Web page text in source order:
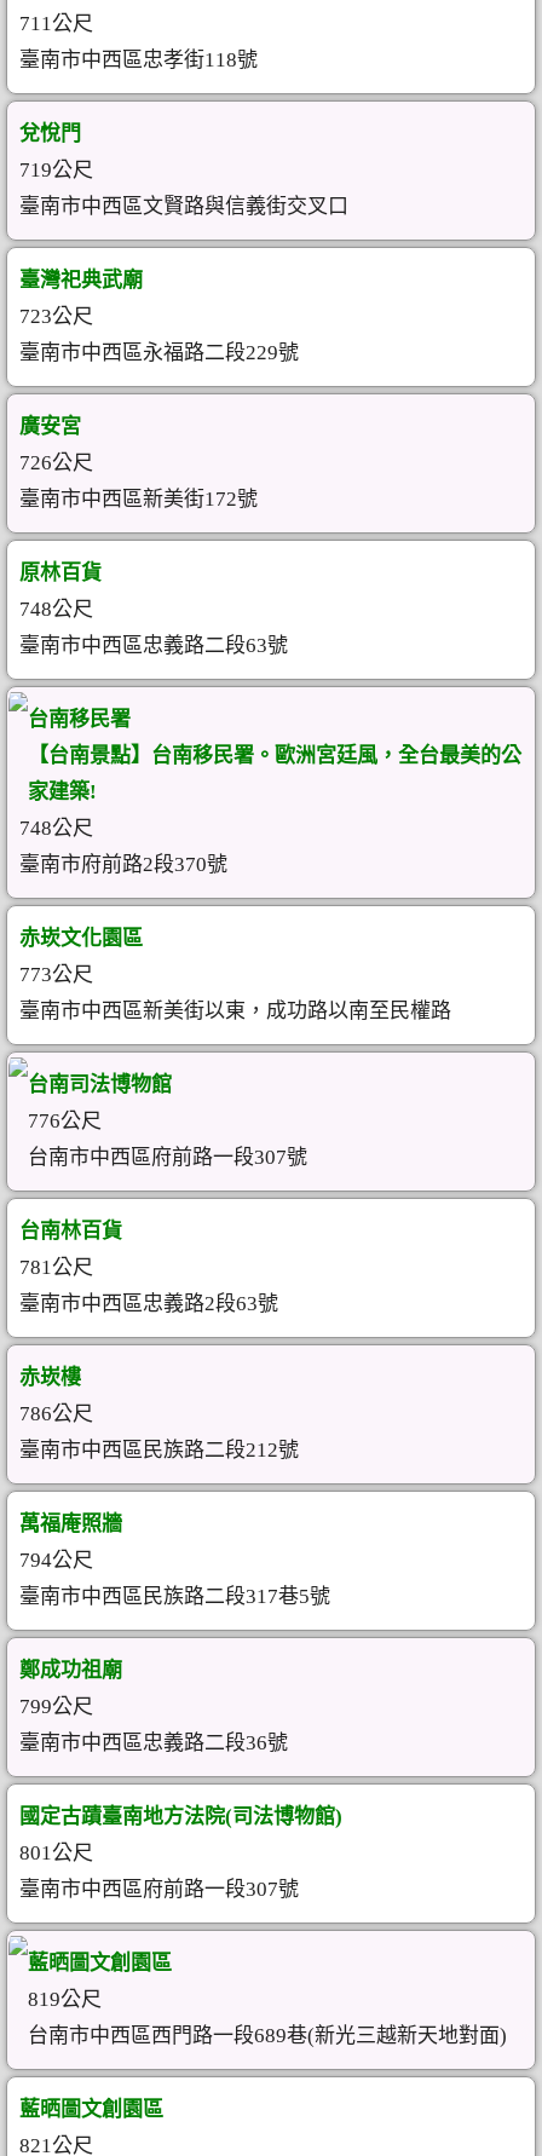
711公尺
臺南市中西區忠孝街118號
兌悅門
719公尺
臺南市中西區文賢路與信義街交叉口
臺灣祀典武廟
723公尺
臺南市中西區永福路二段229號
廣安宮
726公尺
臺南市中西區新美街172號
原林百貨
748公尺
臺南市中西區忠義路二段63號
台南移民署
【台南景點】台南移民署。歐洲宮廷風，全台最美的公
家建築!
748公尺
臺南市府前路2段370號
赤崁文化園區
773公尺
臺南市中西區新美街以東，成功路以南至民權路
台南司法博物館
776公尺
台南市中西區府前路一段307號
台南林百貨
781公尺
臺南市中西區忠義路2段63號
赤崁樓
786公尺
臺南市中西區民族路二段212號
萬福庵照牆
794公尺
臺南市中西區民族路二段317巷5號
鄭成功祖廟
799公尺
臺南市中西區忠義路二段36號
國定古蹟臺南地方法院(司法博物館)
801公尺
臺南市中西區府前路一段307號
藍晒圖文創園區
819公尺
台南市中西區西門路一段689巷(新光三越新天地對面)
藍晒圖文創園區
821公尺